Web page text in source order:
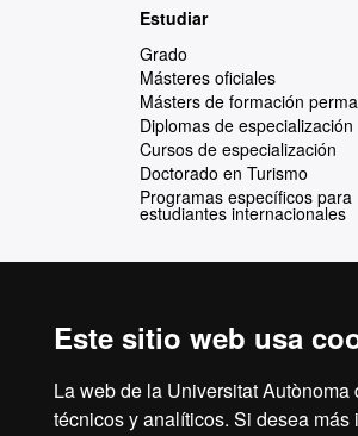
Este sitio web usa
La web de la Universitat
técnicos y analíticos. Si desea
Estudiar
Grado
Másteres oficiales
Másters de formación
Diplomas de especialización
Cursos de especialización
Doctorado en Turismo
Programas específicos para
estudiantes internacionales
Reconocimiento